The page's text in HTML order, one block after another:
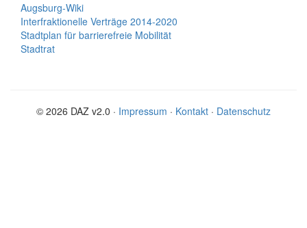
Augsburg-Wiki
Interfraktionelle Verträge 2014-2020
Stadtplan für barrierefreie Mobilität
Stadtrat
© 2026 DAZ v2.0 · Impressum · Kontakt · Datenschutz